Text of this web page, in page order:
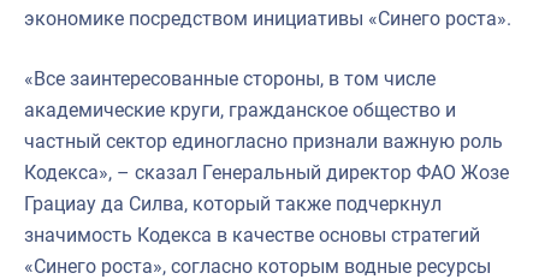
экономике посредством инициативы «Синего роста».
«Все заинтересованные стороны, в том числе
академические круги, гражданское общество и
частный сектор единогласно признали важную роль
Кодекса», – сказал Генеральный директор ФАО Жозе
Грациау да Силва, который также подчеркнул
значимость Кодекса в качестве основы стратегий
«Синего роста», согласно которым водные ресурсы